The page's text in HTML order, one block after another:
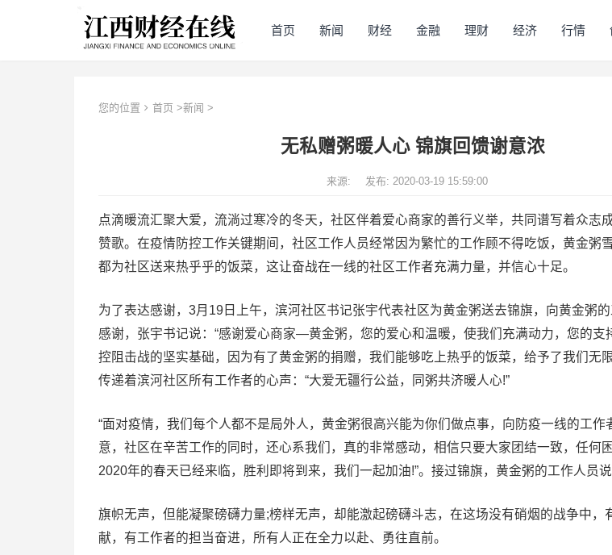
首页 新闻 财经 金融 理财 经济 行情
您的位置 首页 >新闻 >
无私赠粥暖人心 锦旗回馈谢意浓
来源: 发布: 2020-03-19 15:59:00
点滴暖流汇聚大爱，流淌过寒冷的冬天，社区伴着爱心商家的善行义举，共同谱写着众志
赞歌。在疫情防控工作关键期间，社区工作人员经常因为繁忙的工作顾不得吃饭，黄金粥
都为社区送来热乎乎的饭菜，这让奋战在一线的社区工作者充满力量，并信心十足。
为了表达感谢，3月19日上午，滨河社区书记张宇代表社区为黄金粥送去锦旗，向黄金粥
感谢，张宇书记说：“感谢爱心商家—黄金粥，您的爱心和温暖，使我们充满动力，您的支
控阻击战的坚实基础，因为有了黄金粥的捐赠，我们能够吃上热乎的饭菜，给予了我们无
传递着滨河社区所有工作者的心声：“大爱无疆行公益，同粥共济暖人心!”
“面对疫情，我们每个人都不是局外人，黄金粥很高兴能为你们做点事，向防疫一线的工作
意，社区在辛苦工作的同时，还心系我们，真的非常感动，相信只要大家团结一致，任何
2020年的春天已经来临，胜利即将到来，我们一起加油!”。接过锦旗，黄金粥的工作人员说
旗帜无声，但能凝聚磅礴力量;榜样无声，却能激起磅礴斗志，在这场没有硝烟的战争中，
献，有工作者的担当奋进，所有人正在全力以赴、勇往直前。